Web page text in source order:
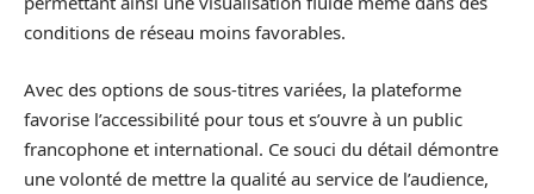
conditions de réseau moins favorables.
Avec des options de sous-titres variées, la plateforme
favorise l’accessibilité pour tous et s’ouvre à un public
francophone et international. Ce souci du détail démontre
une volonté de mettre la qualité au service de l’audience,